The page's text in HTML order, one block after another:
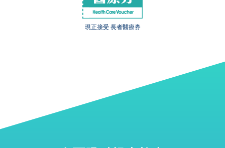
現正接受 長者醫療券